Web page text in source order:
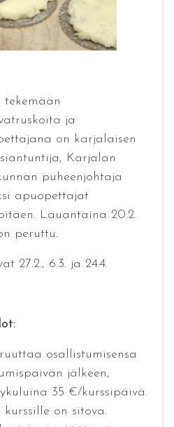
ja
on karjalaisen
Karjalan
puheenjohtaja
apuopettajat
Lauantaina 20.2.
peruttu.
27.2., 6.3. ja 24.4.
osallistumisensa
jälkeen,
35 €/kurssipäivä.
on sitova.